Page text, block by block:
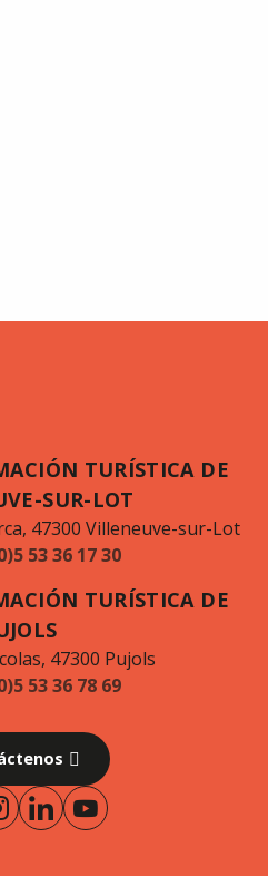
TURÍSTICA DE
SUR-LOT
47300 Villeneuve-sur-Lot
53 36 17 30
TURÍSTICA DE
47300 Pujols
53 36 78 69